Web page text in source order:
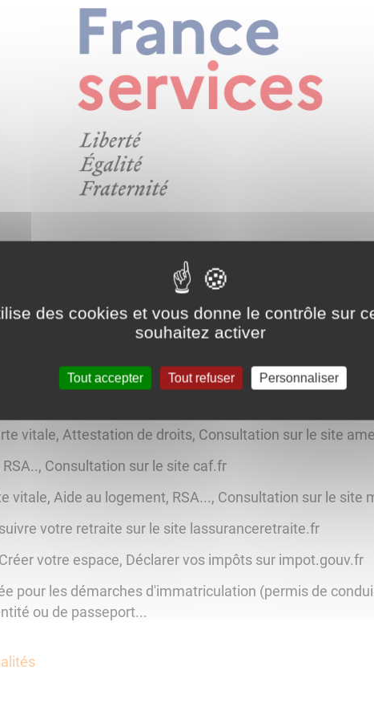
novembre et 20 décembre un agent vous
vitale, Attestation de droits, Consultation sur le site
Consultation sur le site caf.fr
vitale, Aide au logement, RSA..., Consultation sur le site
votre retraite sur le site lassuranceretraite.fr
votre espace, Déclarer vos impôts sur impot.gouv.fr
pour les démarches d'immatriculation (permis de
ou de passeport...
des cookies et vous donne le contrôle sur
souhaitez activer
Tout accepter Tout refuser Personnaliser